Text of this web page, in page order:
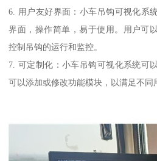
6. 用户友好界面：小车吊钩可视化系
界面，操作简单，易于使用。用户可
控制吊钩的运行和监控。
7. 可定制化：小车吊钩可视化系统可
可以添加或修改功能模块，以满足不同